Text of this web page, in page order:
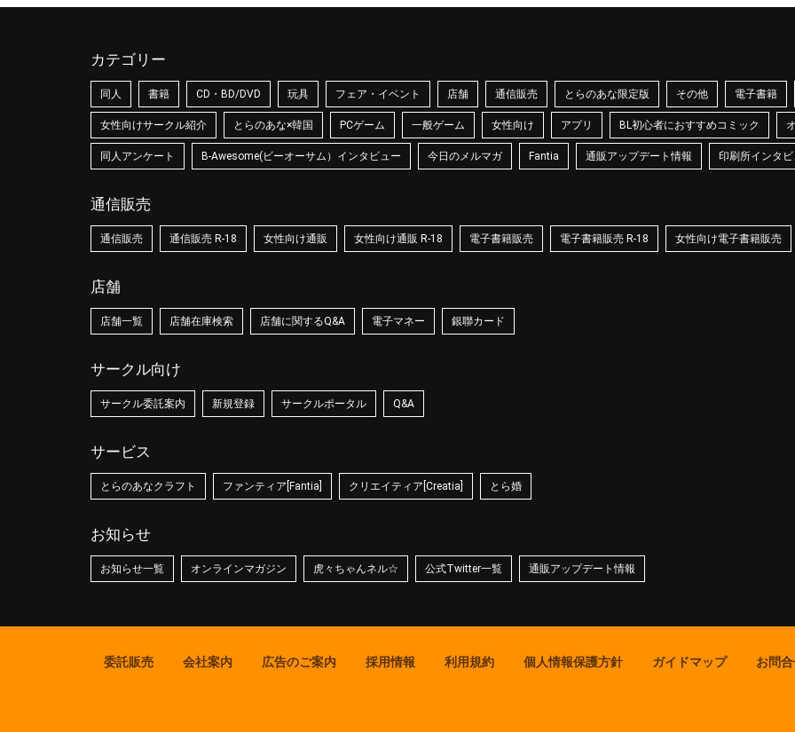
カテゴリー
同人 書籍 CD・BD/DVD 玩具 フェア・イベント 店舗 通信販売 とらのあな限定版 その他 電子書籍
女性向けサークル紹介 とらのあな×韓国 PCゲーム 一般ゲーム 女性向け アプリ BL初心者におすすめコミック
同人アンケート B-Awesome(ビーオーサム）インタビュー 今日のメルマガ Fantia 通販アップデート情報 印刷所インタ
通信販売
通信販売 通信販売 R-18 女性向け通販 女性向け通販 R-18 電子書籍販売 電子書籍販売 R-18 女性向け電子書籍販売
店舗
店舗一覧 店舗在庫検索 店舗に関するQ&A 電子マネー 銀聯カード
サークル向け
サークル委託案内 新規登録 サークルポータル Q&A
サービス
とらのあなクラフト ファンティア[Fantia] クリエイティア[Creatia] とら婚
お知らせ
お知らせ一覧 オンラインマガジン 虎々ちゃんネル☆ 公式Twitter一覧 通販アップデート情報
委託販売 会社案内 広告のご案内 採用情報 利用規約 個人情報保護方針 ガイドマップ お問